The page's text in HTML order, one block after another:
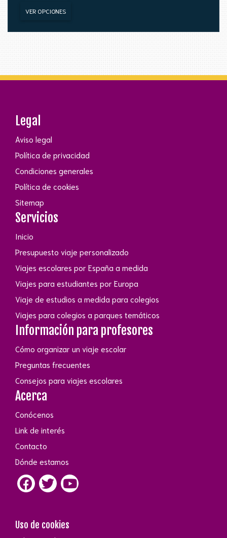
VER OPCIONES
Legal
Aviso legal
Política de privacidad
Condiciones generales
Política de cookies
Sitemap
Servicios
Inicio
Presupuesto viaje personalizado
Viajes escolares por España a medida
Viajes para estudiantes por Europa
Viaje de estudios a medida para colegios
Viajes para colegios a parques temáticos
Información para profesores
Cómo organizar un viaje escolar
Preguntas frecuentes
Consejos para viajes escolares
Acerca
Conócenos
Link de interés
Contacto
Dónde estamos
Uso de cookies